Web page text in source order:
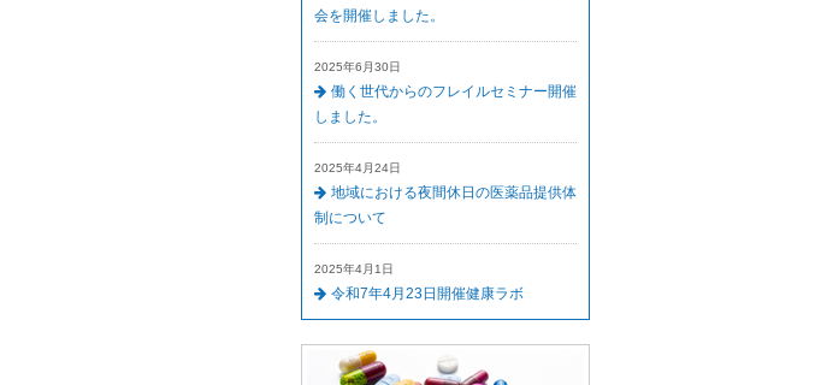
会を開催しました。
2025年6月30日
働く世代からのフレイルセミナー開催
しました。
2025年4月24日
地域における夜間休日の医薬品提供体
制について
2025年4月1日
令和7年4月23日開催健康ラボ